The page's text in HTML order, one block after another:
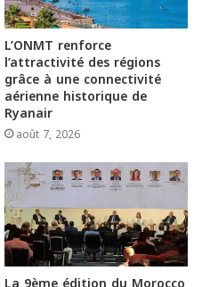
L’ONMT renforce
l’attractivité des régions
grâce à une connectivité
aérienne historique de
Ryanair
août 7, 2026